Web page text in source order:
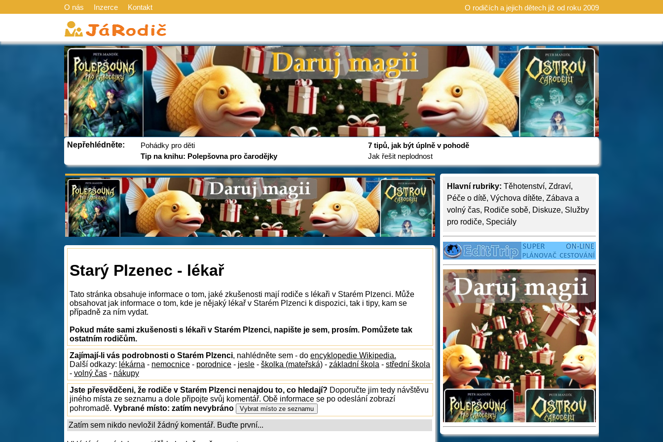
O nás Inzerce Kontakt O rodičích a jejich dětech již od roku 2009
Nepřehlédněte:
Pohádky pro děti
Tip na knihu: Polepšovna pro čarodějky
7 tipů, jak být úplně v pohodě
Jak řešit neplodnost
Hlavní rubriky: Těhotenství, Zdraví,
Péče o dítě, Výchova dítěte, Zábava a
volný čas, Rodiče sobě, Diskuze, Služby
pro rodiče, Speciály
Starý Plzenec - lékař
Tato stránka obsahuje informace o tom, jaké zkušenosti mají rodiče s lékaři v Starém Plzenci. Může
obsahovat jak informace o tom, kde je nějaký lékař v Starém Plzenci k dispozici, tak i tipy, kam se
případně za ním vydat.
Pokud máte sami zkušenosti s lékaři v Starém Plzenci, napište je sem, prosím. Pomůžete tak
ostatním rodičům.
Zajímají-li vás podrobnosti o Starém Plzenci, nahlédněte sem - do encyklopedie Wikipedia.
Další odkazy: lékárna - nemocnice - porodnice - jesle - školka (mateřská) - základní škola - střední škola
- volný čas - nákupy
Jste přesvědčeni, že rodiče v Starém Plzenci nenajdou to, co hledají? Doporučte jim tedy návštěvu
jiného místa ze seznamu a dole připojte svůj komentář. Obě informace se po odeslání zobrazí
pohromadě. Vybrané místo: zatím nevybráno
Zatím sem nikdo nevložil žádný komentář. Buďte první...